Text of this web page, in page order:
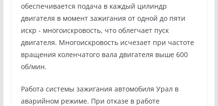
обеспечивается подача в каждый цилиндр
двигателя в момент зажигания от одной до пяти
искр - многоискровость, что облегчает пуск
двигателя. Многоискровость исчезает при частоте
вращения коленчатого вала двигателя выше 600
об/мин.
Работа системы зажигания автомобиля Урал в
аварийном режиме. При отказе в работе